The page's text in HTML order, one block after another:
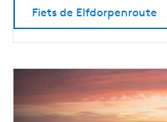
Fiets de Elfdorpenroute